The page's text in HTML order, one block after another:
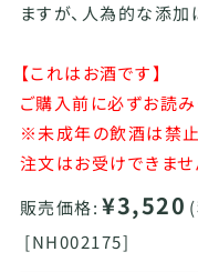
ますが、人為的な添加
【これはお酒です】
ご購入前に必ずお読み
※未成年の飲酒は禁止
注文はお受けできませ
販売価格: ¥3,520
[NH002175]